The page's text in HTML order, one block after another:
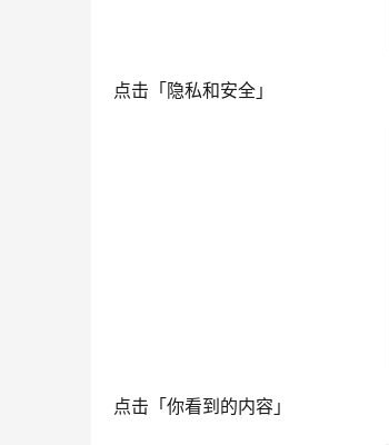
点击「隐私和安全」
点击「你看到的内容」